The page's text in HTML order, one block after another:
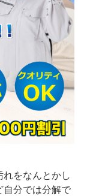
をなんとかし
自分では分解で